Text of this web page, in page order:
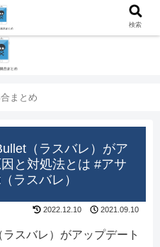
まとめ
（ラスバレ）がア
と対処法とは #アサ
ラスバレ）
2022.12.10 2021.09.10
スバレ）がアップデート
検索